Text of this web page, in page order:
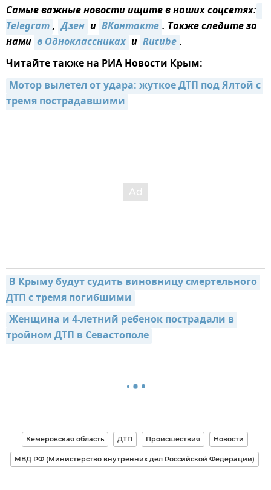
Самые важные новости ищите в наших соцсетях:
Telegram, Дзен и ВКонтакте. Также следите за
нами в Одноклассниках и Rutube.
Читайте также на РИА Новости Крым:
Мотор вылетел от удара: жуткое ДТП под Ялтой с
тремя пострадавшими
В Крыму будут судить виновницу смертельного
ДТП с тремя погибшими
Женщина и 4-летний ребенок пострадали в
тройном ДТП в Севастополе
Кемеровская область ДТП Происшествия Новости
МВД РФ (Министерство внутренних дел Российской Федерации)